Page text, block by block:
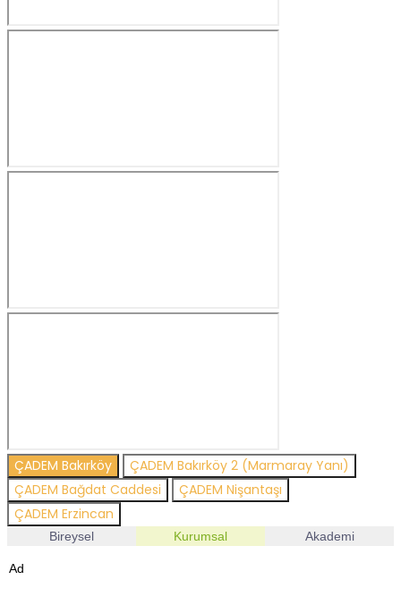
ÇADEM Bakırköy
ÇADEM Bakırköy 2 (Marmaray Yanı)
ÇADEM Bağdat Caddesi
ÇADEM Nişantaşı
ÇADEM Erzincan
Bireysel Kurumsal Akademi